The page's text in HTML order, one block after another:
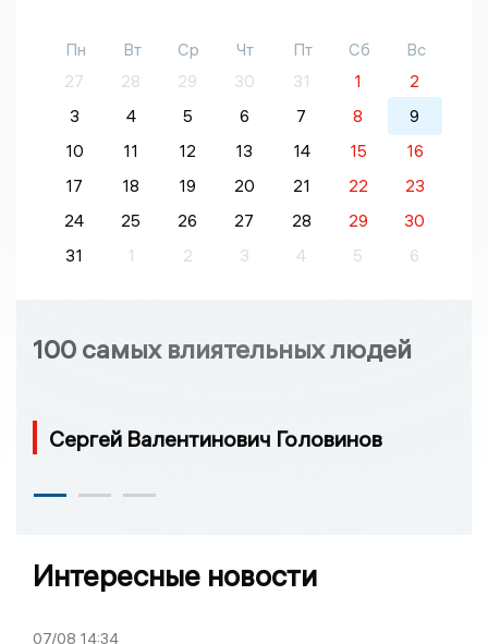
Пн Вт Ср Чт Пт Сб
Вс
27
28 29 30 31 1
2
3
4 5 6 7 8
9
10
11 12 13 14 15
16
17
18 19 20 21 22
23
24
25 26 27 28 29
30
31
1 2 3 4 5 6
100 самых влиятельных людей
Сергей Валентинович Головинов
Интересные новости
07/08 14:34